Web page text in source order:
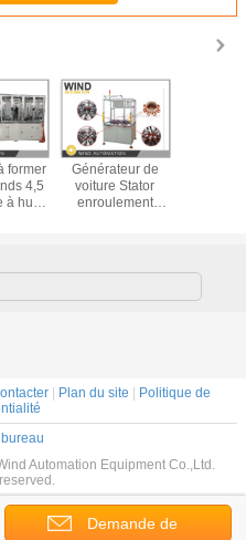
former
4,5
à huile
Générateur de
voiture Stator
enroulement
d'insertion de coin
Demande de
| Plan du site | Politique de
Automation Equipment Co.,Ltd.